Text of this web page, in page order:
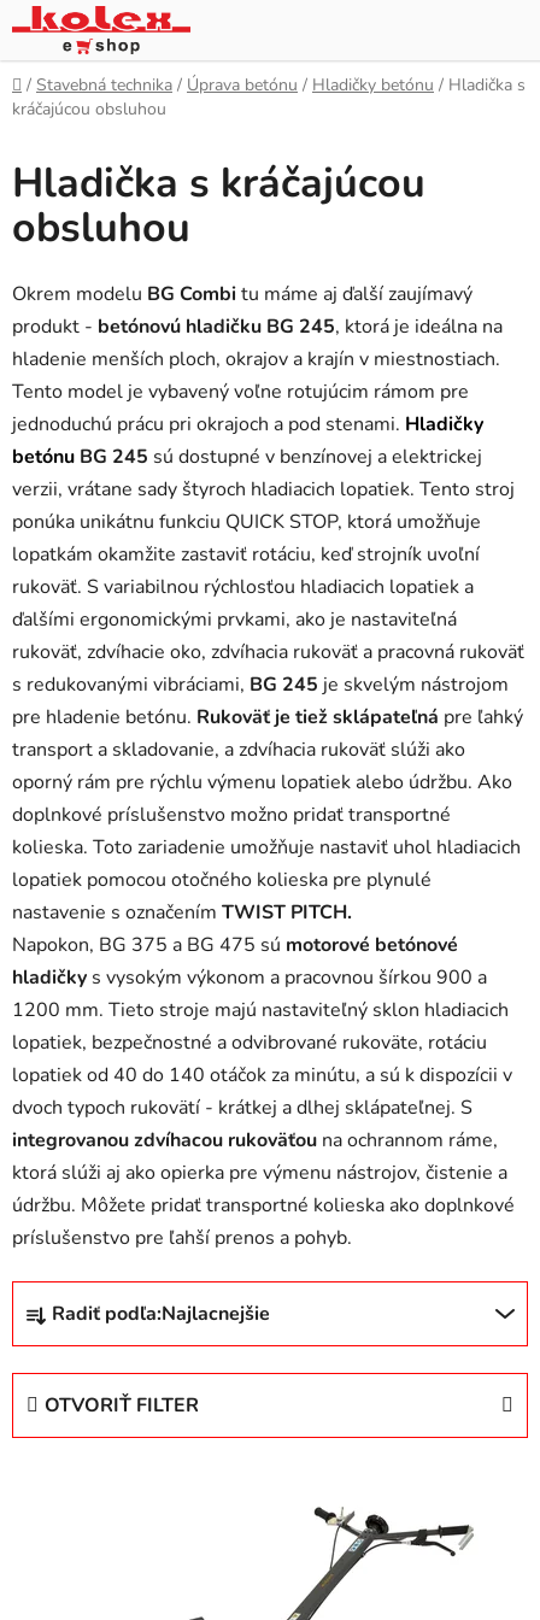
Prejsť
na
obsah
Domov
/ Stavebná technika / Úprava betónu / Hladičky betónu / Hladička s
kráčajúcou obsluhou
Hladička s kráčajúcou
obsluhou
Okrem modelu BG Combitu máme aj ďalší zaujímavý
produkt - betónovú hladičku BG 245, ktorá je ideálna na
hladenie menších ploch, okrajov a krajín v miestnostiach.
Tento model je vybavený voľne rotujúcim rámom pre
jednoduchú prácu pri okrajoch a pod stenami. Hladičky
betónu BG 245 sú dostupné v benzínovej a elektrickej
verzii, vrátane sady štyroch hladiacich lopatiek. Tento stroj
ponúka unikátnu funkciu QUICK STOP, ktorá umožňuje
lopatkám okamžite zastaviť rotáciu, keď strojník uvoľní
rukoväť. S variabilnou rýchlosťou hladiacich lopatiek a
ďalšími ergonomickými prvkami, ako je nastaviteľná
rukoväť, zdvíhacie oko, zdvíhacia rukoväť a pracovná rukoväť
s redukovanými vibráciami, BG 245 je skvelým nástrojom
pre hladenie betónu. Rukoväť je tiež sklápateľná pre ľahký
transport a skladovanie, a zdvíhacia rukoväť slúži ako
oporný rám pre rýchlu výmenu lopatiek alebo údržbu. Ako
doplnkové príslušenstvo možno pridať transportné
kolieska. Toto zariadenie umožňuje nastaviť uhol hladiacich
lopatiek pomocou otočného kolieska pre plynulé
nastavenie s označením TWIST PITCH.
Napokon, BG 375 a BG 475 sú motorové betónové
hladičky s vysokým výkonom a pracovnou šírkou 900 a
1200 mm. Tieto stroje majú nastaviteľný sklon hladiacich
lopatiek, bezpečnostné a odvibrované rukoväte, rotáciu
lopatiek od 40 do 140 otáčok za minútu, a sú k dispozícii v
dvoch typoch rukovätí - krátkej a dlhej sklápateľnej. S
integrovanou zdvíhacou rukoväťou na ochrannom ráme,
ktorá slúži aj ako opierka pre výmenu nástrojov, čistenie a
údržbu. Môžete pridať transportné kolieska ako doplnkové
príslušenstvo pre ľahší prenos a pohyb.
R
d
Radiť podľa:Najlacnejšie
OTVORIŤ FILTER